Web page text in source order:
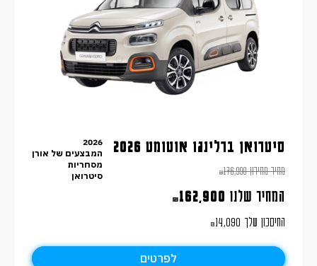
סיטרואן ברלינגו אוטומט 2026
מחיר מחירון ₪176,990
המחיר שלנו ₪162,900
החיסכון שלך ₪14,090
2026
המבצעים של אורן
מסחריות
סיטרואן
לפרטים